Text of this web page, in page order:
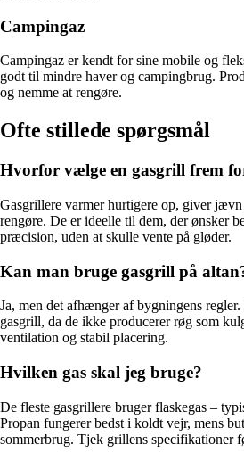
Campingaz
Campingaz er kendt for sine mobile og
godt til mindre haver og campingbrug.
og nemme at rengøre.
Ofte stillede spørgsmål
Hvorfor vælge en gasgrill frem
Gasgrillere varmer hurtigere op, giver jævn
rengøre. De er ideelle til dem, der ønsker
præcision, uden at skulle vente på gløder.
Kan man bruge gasgrill på
Ja, men det afhænger af bygningens
gasgrill, da de ikke producerer røg som
ventilation og stabil placering.
Hvilken gas skal jeg bruge?
De fleste gasgrillere bruger flaskegas –
Propan fungerer bedst i koldt vejr, mens
sommerbrug. Tjek grillens specifikationer